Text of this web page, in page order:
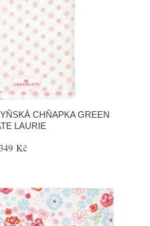
CHŇAPKA GREEN
LAURIE
349 Kč